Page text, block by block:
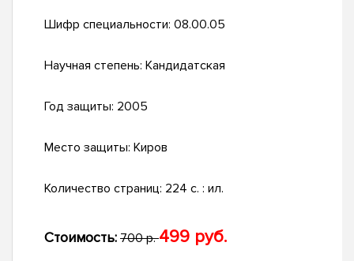
Шифр специальности: 08.00.05
Научная степень: Кандидатская
Год защиты: 2005
Место защиты: Киров
Количество страниц: 224 с. : ил.
Стоимость: 700 р.499 руб.